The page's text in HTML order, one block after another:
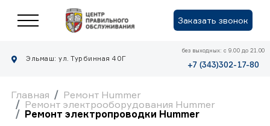
Заказать звонок
Эльмаш: ул. Турбинная 40Г
без выходных: с 9.00 до 21.00
+7 (343)302-17-80
Главная
Ремонт Hummer
Ремонт электрооборудования Hummer
Ремонт электропроводки Hummer